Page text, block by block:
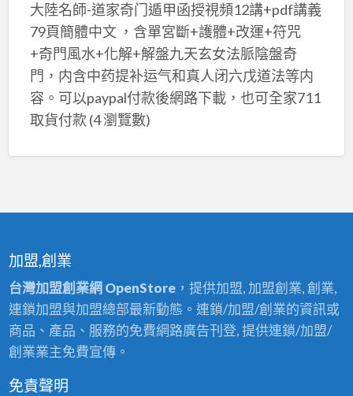
大陸名師-道家奇门遁甲函授視頻12講+pdf講義
79頁簡體中文 ，含單宮斷+護體+改運+符咒
+奇門風水+化解+解盤九天玄女法脈陰盤奇
門，内含中药提补运气和真人闭六戊道法等内
容。可以paypal付款後網路下載，也可全家711
取貨付款 (4 瀏覽數)
加盟,創業
台灣加盟創業網 OpenStore，提供加盟, 加盟創業, 創業,
連鎖加盟與加盟總部最新動態。連鎖/加盟/創業的資訊或
商品、產品、服務的免費網路廣告刊登, 提供連鎖/加盟/
創業業主免費宣傳。
免責聲明